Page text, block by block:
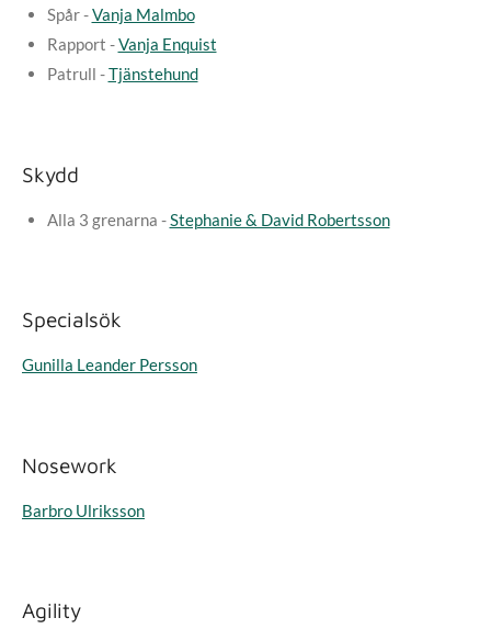
Spår -Vanja Malmbo
Rapport -Vanja Enquist
Patrull -Tjänstehund
Skydd
Alla 3 grenarna - Stephanie & David Robertsson
Specialsök
Gunilla Leander Persson
Nosework
Barbro Ulriksson
Agility